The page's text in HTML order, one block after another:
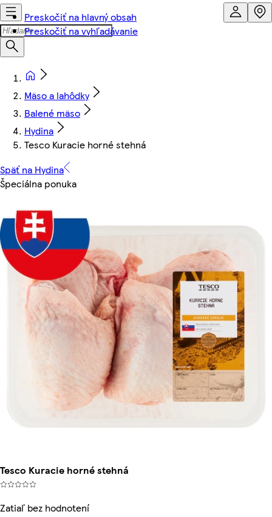
Preskočiť na hlavný obsah
Preskočiť na vyhľadávanie
Mäso a lahôdky
Balené mäso
Hydina
Tesco Kuracie horné stehná
Späť na Hydina
Špeciálna ponuka
Tesco Kuracie horné stehná
Zatiaľ bez hodnotení